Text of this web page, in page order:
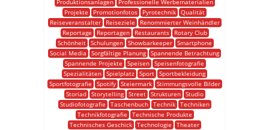
Produktionsanlagen
Professionelle Werbematerialien
Projekte
Promotionfotos Pyrotechnik Qualität
Reiseveranstalter
Reiseziele
Renommierter Weinhändler
Reportage
Reportagen Restaurants
Rotary Club
Schönheit
Schulungen Showbarkeeper
Smartphone
Social Media
Sorgfältige Planung Spannende Betrachtung
Spannende Projekte
Speisen Speisenfotografie
Spezialitäten Spielplatz Sport Sportbekleidung
Sportfotografie
Spotify Steiermark
Stimmungsvolle Bilder
Storiad
Storytelling Street Strukturen
Studio
Studiofotografie
Taschenbuch Technik
Techniken
Technikfotografie
Technische Produkte
Technisches Geschick Technologie
Theater